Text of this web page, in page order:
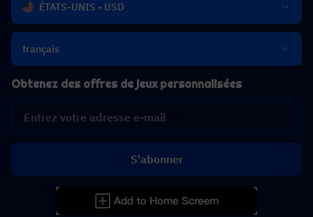
ÉTATS-UNIS - USD
français
Obtenez des offres de jeux personnalisées
S'abonner